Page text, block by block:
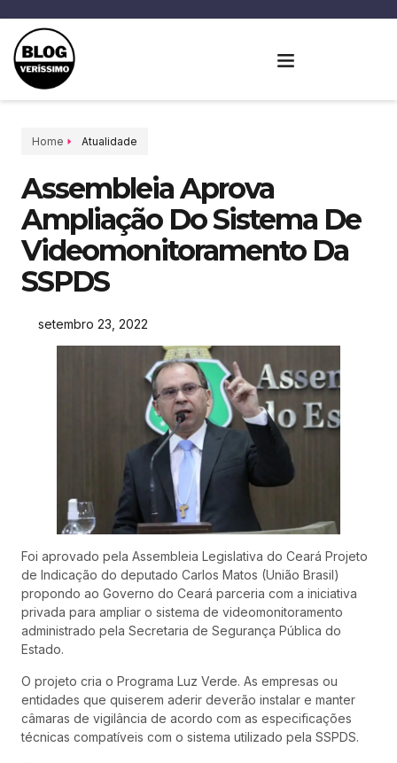
Home Atualidade
Assembleia Aprova
Ampliação Do Sistema De
Videomonitoramento Da
SSPDS
setembro 23, 2022
Foi aprovado pela Assembleia Legislativa do Ceará Projeto
de Indicação do deputado Carlos Matos (União Brasil)
propondo ao Governo do Ceará parceria com a iniciativa
privada para ampliar o sistema de videomonitoramento
administrado pela Secretaria de Segurança Pública do
Estado.
O projeto cria o Programa Luz Verde. As empresas ou
entidades que quiserem aderir deverão instalar e manter
câmaras de vigilância de acordo com as especificações
técnicas compatíveis com o sistema utilizado pela SSPDS.